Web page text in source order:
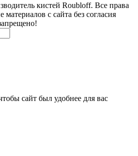
кистей Roubloff. Все права
с сайта без согласия
сайт был удобнее для вас